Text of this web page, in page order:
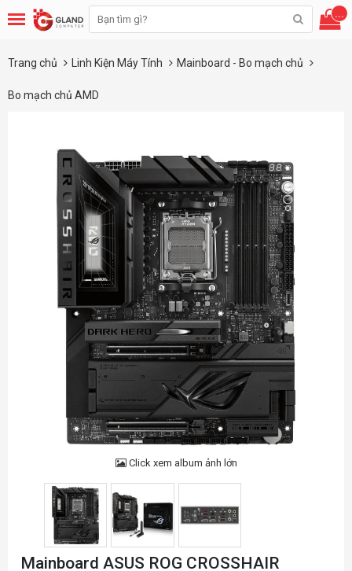
...
Trang chủ Linh Kiện Máy Tính Mainboard - Bo mạch chủ
Bo mạch chủ AMD
Click xem album ảnh lớn
Mainboard ASUS ROG CROSSHAIR